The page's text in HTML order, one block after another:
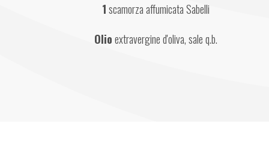
1 scamorza affumicata Sabelli
Olio extravergine d'oliva, sale q.b.